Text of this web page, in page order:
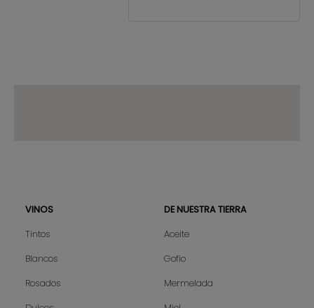
Sitemap
VINOS
Tintos
Blancos
Rosados
DE NUESTRA TIERRA
Aceite
Gofio
Mermelada